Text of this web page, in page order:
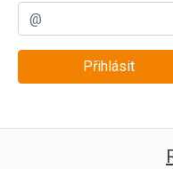
Přihlásit